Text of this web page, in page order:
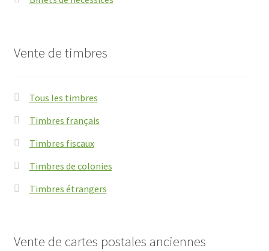
Vente de timbres
Tous les timbres
Timbres français
Timbres fiscaux
Timbres de colonies
Timbres étrangers
Vente de cartes postales anciennes